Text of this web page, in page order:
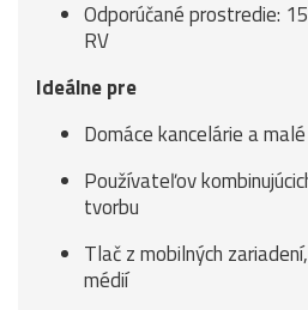
Odporúčané prostredie:
RV
Ideálne pre
Domáce kancelárie a
Používateľov
tvorbu
Tlač z mobilných
médií